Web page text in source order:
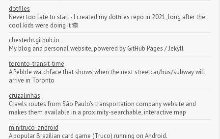
dotfiles
Never too late to start - I created my dotfiles repo in 2021, long after the
cool kids were doing it 🙈
chesterbr.github.io
My blog and personal website, powered by GitHub Pages / Jekyll
toronto-transit-time
A Pebble watchface that shows when the next streetcar/bus/subway will
arrive in Toronto
cruzalinhas
Crawls routes from São Paulo's transportation company website and
makes them available in a proximity-searchable, interactive map
minitruco-android
A popular Brazilian card game (Truco) running on Android.